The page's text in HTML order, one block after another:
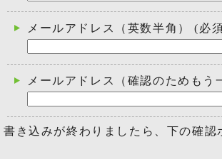
メールアドレス（英数半角） (必
メールアドレス（確認のためもう
書き込みが終わりましたら、下の確